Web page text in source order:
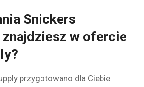
Snickers
znajdziesz w ofercie
przygotowano dla Ciebie